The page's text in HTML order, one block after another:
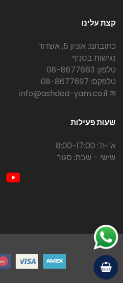
קצת עלינו
כתובתנו: אוניון 5, אשדוד
נגישות בסניף
טלפון: 08-8677663
טלפקס: 08-8677697
✉ info@ashdod-yam.co.il
שעות פעילות
א'-ה': 8:00-17:00
שישי - שבת: סגור